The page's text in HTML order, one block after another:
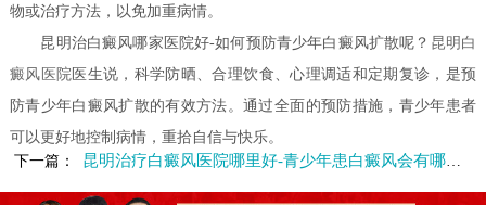
物或治疗方法，以免加重病情。
昆明治白癜风哪家医院好-如何预防青少年白癜风扩散呢？ 昆明白
癜风医院 医生说，科学防晒、合理饮食、心理调适和定期复诊，是预
防青少年白癜风扩散的有效方法。通过全面的预防措施，青少年患者
可以更好地控制病情，重拾自信与快乐。
下一篇：
昆明治疗白癜风医院哪里好-青少年患白癜风会有哪些症状呢